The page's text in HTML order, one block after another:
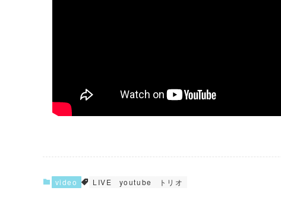
video LIVE youtube トリオ